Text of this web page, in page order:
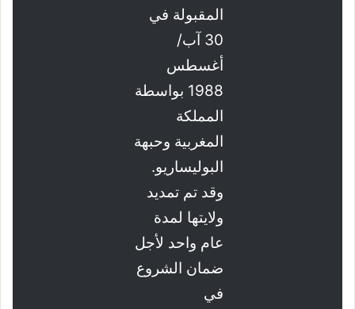
المقبولة في
30 آب/
أغسطس
1988 بواسطة
المملكة
المغربية وحبهة
البوليساريو.
وقد تم تمديد
ولايتها لمدة
عام واحد لأجل
ضمان الشروع
في